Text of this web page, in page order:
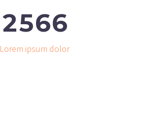
2566
Lorem ipsum dolor